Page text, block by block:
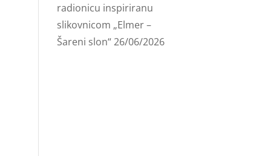
radionicu inspiriranu
slikovnicom „Elmer –
Šareni slon“26/06/2026